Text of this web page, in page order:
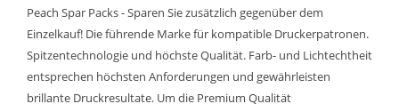
Peach Spar Packs - Sparen Sie zusätzlich gegenüber dem
Einzelkauf! Die führende Marke für kompatible Druckerpatronen.
Spitzentechnologie und höchste Qualität. Farb- und Lichtechtheit
entsprechen höchsten Anforderungen und gewährleisten
brillante Druckresultate. Um die Premium Qualität